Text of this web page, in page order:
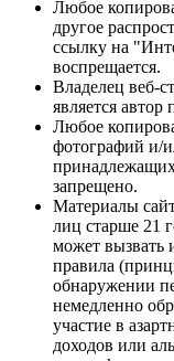
Любое
другое
ссылку на
воспрещается.
Владелец веб-
является автор
Любое
фотографий и/
принадлежащих
запрещено.
Материалы
лиц старше 21
может вызвать
правила
обнаружении
немедленно
участие в
доходов или